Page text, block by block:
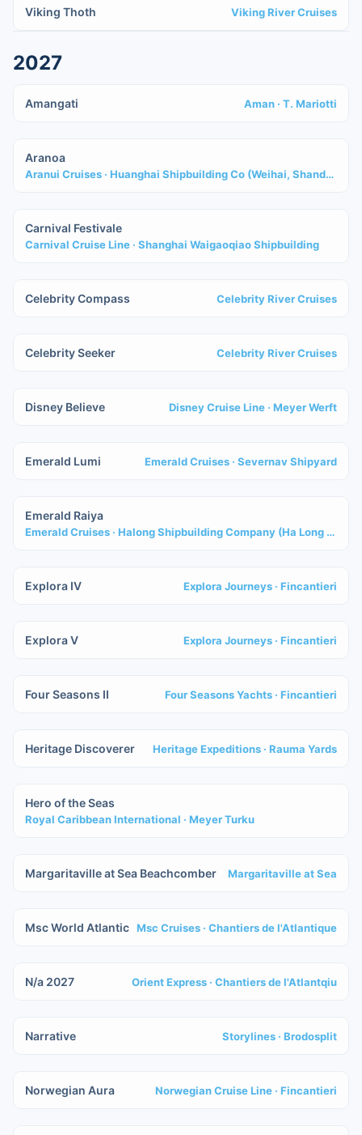
Viking Thoth Viking River Cruises
2027
IN COSTRUZIONE
Amangati Aman · T. Mariotti
Aranoa
Aranui Cruises · Huanghai Shipbuilding Co (Weihai, Shandong China)
Carnival Festivale
Carnival Cruise Line · Shanghai Waigaoqiao Shipbuilding
Celebrity Compass Celebrity River Cruises
Celebrity Seeker Celebrity River Cruises
Disney Believe Disney Cruise Line · Meyer Werft
Emerald Lumi Emerald Cruises · Severnav Shipyard
Emerald Raiya
Emerald Cruises · Halong Shipbuilding Company (Ha Long City, Vietnam)
Explora IV Explora Journeys · Fincantieri
Explora V Explora Journeys · Fincantieri
Four Seasons II Four Seasons Yachts · Fincantieri
Heritage Discoverer Heritage Expeditions · Rauma Yards
Hero of the Seas
Royal Caribbean International · Meyer Turku
Margaritaville at Sea Beachcomber Margaritaville at Sea
Msc World Atlantic Msc Cruises · Chantiers de l'Atlantique
N/a 2027 Orient Express · Chantiers de l'Atlantqiu
Narrative Storylines · Brodosplit
Norwegian Aura Norwegian Cruise Line · Fincantieri